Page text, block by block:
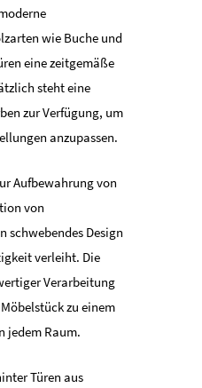
wie Buche und
eine zeitgemäße
steht eine
zur Verfügung, um
anzupassen.
Aufbewahrung von
von
schwebendes Design
verleiht. Die
Verarbeitung
zu einem
jedem Raum.
Türen aus